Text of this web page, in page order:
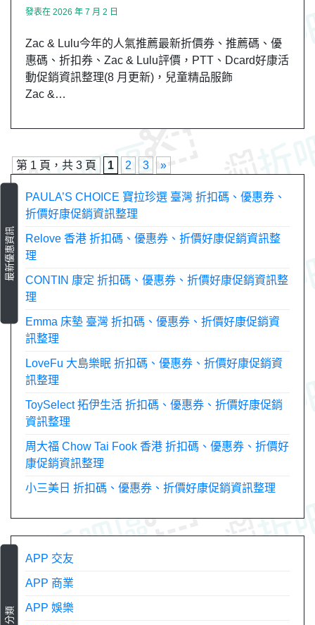
發表在 2026 年 7 月 2 日
Zac & Lulu今年的人氣推薦最新折價券、推薦碼、優
惠碼、折扣券、Zac & Lulu評價，PTT、Dcard好康活
動促銷資訊整理(8 月更新)，兒童精品服飾
Zac &…
第 1 頁，共 3 頁 1 2 3 »
最新優惠資訊
PAULA’S CHOICE 寶拉珍選 臺灣 折扣碼、優惠券、
折價好康促銷資訊整理
Relove 香港 折扣碼、優惠券、折價好康促銷資訊整
理
CONTIN 康定 折扣碼、優惠券、折價好康促銷資訊整
理
Emma 床墊 臺灣 折扣碼、優惠券、折價好康促銷資
訊整理
LoveFu 大島樂眠 折扣碼、優惠券、折價好康促銷資
訊整理
ToySelect 拓伊生活 折扣碼、優惠券、折價好康促銷
資訊整理
周大福 Chow Tai Fook 香港 折扣碼、優惠券、折價好
康促銷資訊整理
小三美日 折扣碼、優惠券、折價好康促銷資訊整理
分類
APP 交友
APP 商業
APP 娛樂